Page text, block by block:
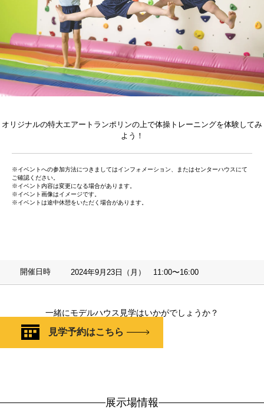
オリジナルの特大エアートランポリンの上で体操トレーニングを体験してみ
よう！
※イベントへの参加方法につきましてはインフォメーション、またはセンターハウスにて
ご確認ください。
※イベント内容は変更になる場合があります。
※イベント画像はイメージです。
※イベントは途中休憩をいただく場合があります。
開催日時 2024年9月23日（月） 11:00〜16:00
一緒にモデルハウス見学はいかがでしょうか？
見学予約はこちら
展示場情報